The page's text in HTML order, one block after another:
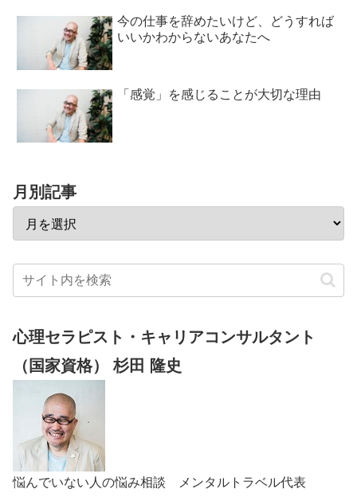
今の仕事を辞めたいけど、どうすれば
いいかわからないあなたへ
「感覚」を感じることが大切な理由
月別記事
心理セラピスト・キャリアコンサルタント
（国家資格） 杉田 隆史
悩んでいない人の悩み相談 メンタルトラベル代表